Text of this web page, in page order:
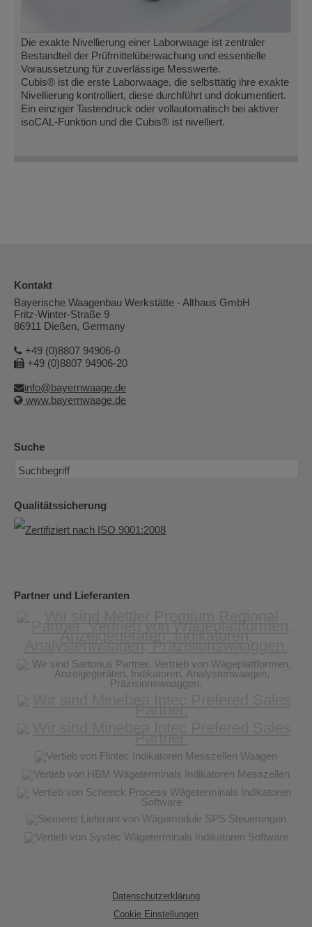
Die exakte Nivellierung einer Laborwaage ist zentraler
Bestandteil der Prüfmittelüberwachung und essentielle
Voraussetzung für zuverlässige Messwerte.
Cubis® ist die erste Laborwaage, die selbsttätig ihre exakte
Nivellierung kontrolliert, diese durchführt und dokumentiert.
Ein einziger Tastendruck oder vollautomatisch bei aktiver
isoCAL-Funktion und die Cubis® ist nivelliert.
Kontakt
Bayerische Waagenbau Werkstätte - Althaus GmbH
Fritz-Winter-Straße 9
86911 Dießen, Germany
+49 (0)8807 94906-0
+49 (0)8807 94906-20
info@bayernwaage.de
www.bayernwaage.de
Suche
Qualitätssicherung
Partner und Lieferanten
Datenschutzerklärung
Cookie Einstellungen